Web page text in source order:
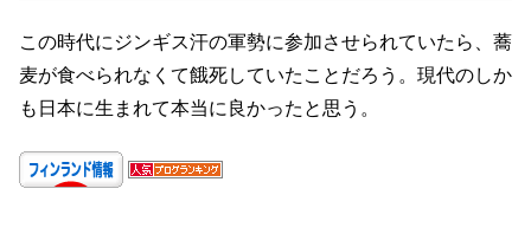
この時代にジンギス汗の軍勢に参加させられていたら、蕎
麦が食べられなくて餓死していたことだろう。現代のしか
も日本に生まれて本当に良かったと思う。